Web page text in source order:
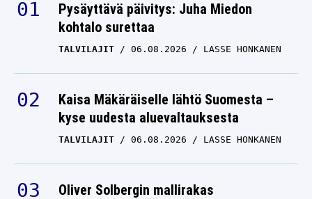
Pysäyttävä päivitys: Juha Miedon
kohtalo surettaa
TALVILAJIT 06.08.2026 LASSE HONKANEN
Kaisa Mäkäräiselle lähtö Suomesta –
kyse uudesta aluevaltauksesta
TALVILAJIT 06.08.2026 LASSE HONKANEN
Oliver Solbergin mallirakas